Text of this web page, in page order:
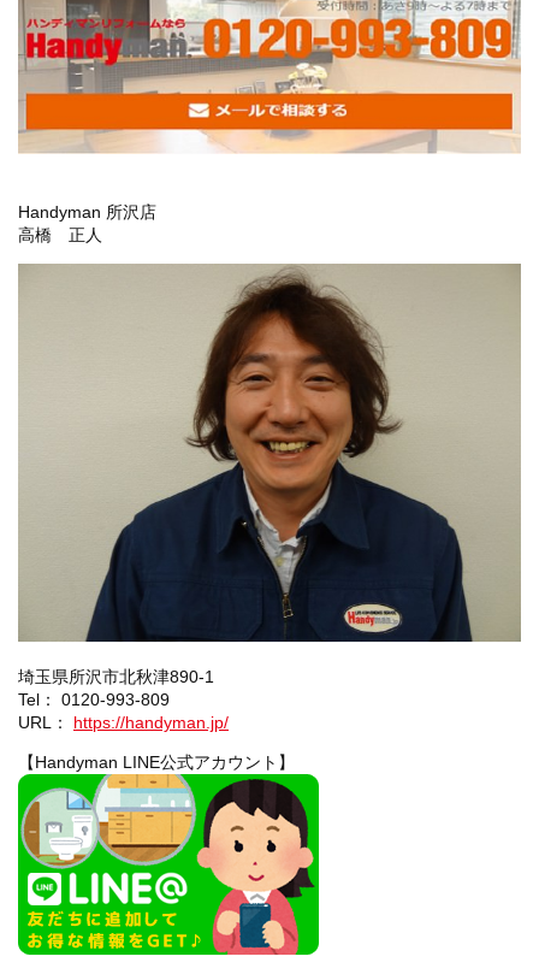
Handyman 所沢店
高橋 正人
埼玉県所沢市北秋津890-1
Tel： 0120-993-809
URL： https://handyman.jp/
【Handyman LINE公式アカウント】